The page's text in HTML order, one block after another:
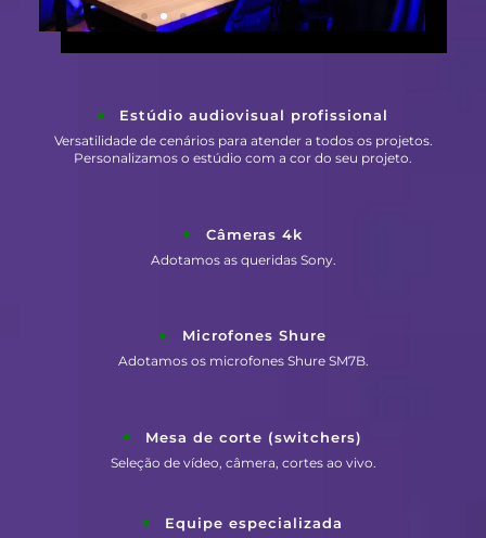
Estúdio audiovisual profissional
Versatilidade de cenários para atender a todos os projetos.
Personalizamos o estúdio com a cor do seu projeto.
Câmeras 4k
Adotamos as queridas Sony.
Microfones Shure
Adotamos os microfones Shure SM7B.
Mesa de corte (switchers)
Seleção de vídeo, câmera, cortes ao vivo.
Equipe especializada